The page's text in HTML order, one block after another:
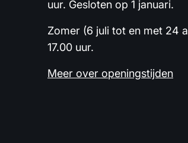
uur. Gesloten op 1 januari.
Zomer (6 juli tot en met 24
17.00 uur.
Meer over openingstijden